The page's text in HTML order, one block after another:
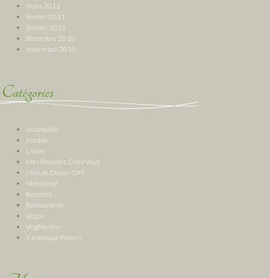
mars 2011
février 2011
janvier 2011
décembre 2010
novembre 2010
Catégories
Inclassable
Insolite
Livres
Mes Recettes Chez Vous
Minute Deco – DIY
Non classé
Recettes
Restaurants
Vegan
Végétarien
Y a pas que Paris !!!